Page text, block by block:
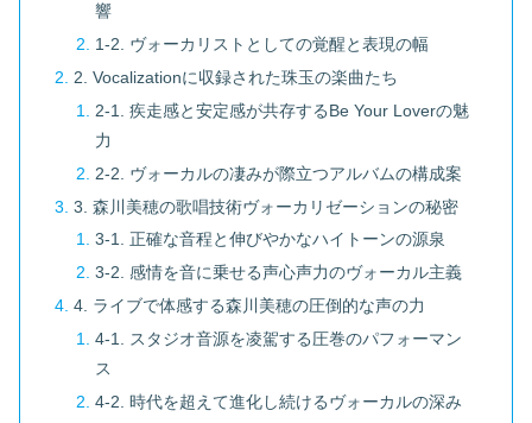
響
1-2. ヴォーカリストとしての覚醒と表現の幅
2. Vocalizationに収録された珠玉の楽曲たち
2-1. 疾走感と安定感が共存するBe Your Loverの魅
力
2-2. ヴォーカルの凄みが際立つアルバムの構成案
3. 森川美穂の歌唱技術ヴォーカリゼーションの秘密
3-1. 正確な音程と伸びやかなハイトーンの源泉
3-2. 感情を音に乗せる声心声力のヴォーカル主義
4. ライブで体感する森川美穂の圧倒的な声の力
4-1. スタジオ音源を凌駕する圧巻のパフォーマン
ス
4-2. 時代を超えて進化し続けるヴォーカルの深み